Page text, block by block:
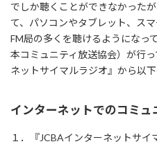
でしか聴くことができなかった
て、パソコンやタブレット、ス
FM局の多くを聴けるようになっ
本コミュニティ放送協会）が行
ネットサイマルラジオ』から以
インターネットでのコミュ
１．『JCBAインターネットサイ